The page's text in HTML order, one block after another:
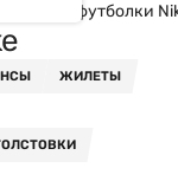
Мужские футболки
ЖИЛЕТЫ